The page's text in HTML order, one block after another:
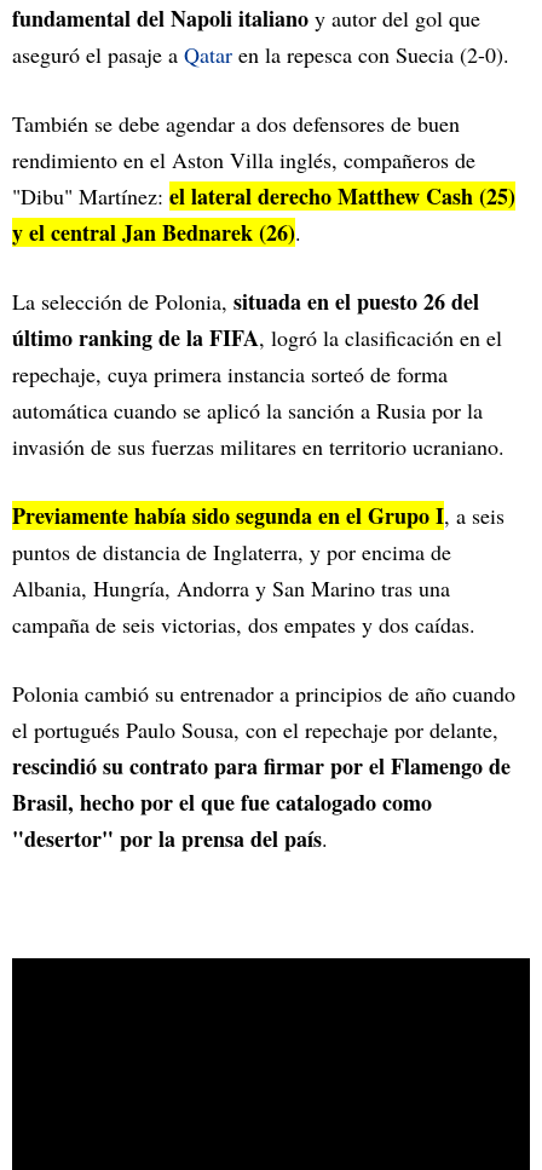
fundamental del Napoli italiano y autor del gol que
aseguró el pasaje a Qatar en la repesca con Suecia (2-0).
También se debe agendar a dos defensores de buen
rendimiento en el Aston Villa inglés, compañeros de
"Dibu" Martínez: el lateral derecho Matthew Cash (25)
y el central Jan Bednarek (26).
La selección de Polonia, situada en el puesto 26 del
último ranking de la FIFA, logró la clasificación en el
repechaje, cuya primera instancia sorteó de forma
automática cuando se aplicó la sanción a Rusia por la
invasión de sus fuerzas militares en territorio ucraniano.
Previamente había sido segunda en el Grupo I, a seis
puntos de distancia de Inglaterra, y por encima de
Albania, Hungría, Andorra y San Marino tras una
campaña de seis victorias, dos empates y dos caídas.
Polonia cambió su entrenador a principios de año cuando
el portugués Paulo Sousa, con el repechaje por delante,
rescindió su contrato para firmar por el Flamengo de
Brasil, hecho por el que fue catalogado como
"desertor" por la prensa del país.